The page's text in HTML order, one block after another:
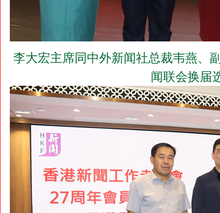
李大宏主席同中外新闻社总裁韦燕、
闻联会换届